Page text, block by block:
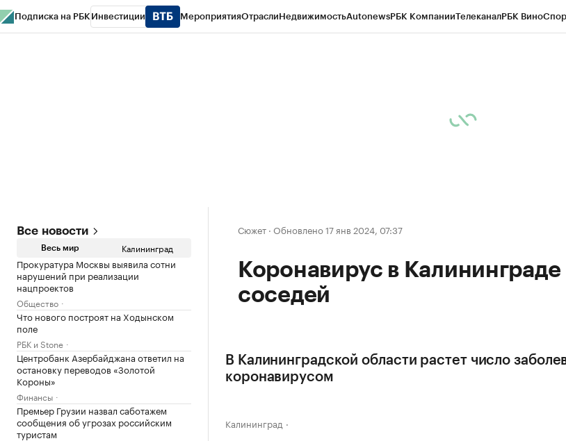
Подписка на РБК Инвестиции МероприятияОтраслиНедвижимостьAutonewsРБК КомпанииТелеканалРБК Вино
Все новости
Весь мир Калининград
Прокуратура Москвы выявила сотни
нарушений при реализации
нацпроектов
Общество
Что нового построят на Ходынском
поле
РБК и Stone
Центробанк Азербайджана ответил на
остановку переводов «Золотой
Короны»
Финансы
Премьер Грузии назвал саботажем
сообщения об угрозах российским
туристам
Сюжет · Обновлено 17 янв 2024, 07:37
Коронавирус в Калининграде
соседей
В Калининградской области растет число
коронавирусом
Калининград